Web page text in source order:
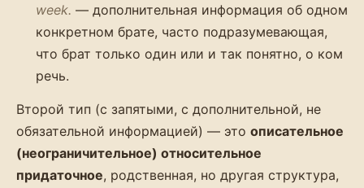
week. — дополнительная информация об одном
конкретном брате, часто подразумевающая,
что брат только один или и так понятно, о ком
речь.
Второй тип (с запятыми, с дополнительной, не
обязательной информацией) — это описательное
(неограничительное) относительное
придаточное, родственная, но другая структура,